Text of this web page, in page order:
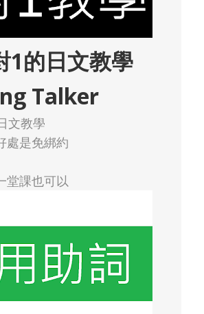
1的日文教學
Talker
文教學
處是免綁約
堂課也可以